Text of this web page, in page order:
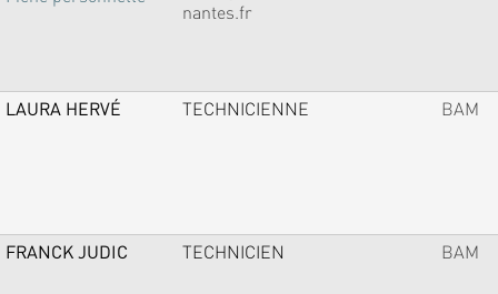
nantes.fr
LAURA HERVÉ TECHNICIENNE BAM
FRANCK JUDIC TECHNICIEN BAM